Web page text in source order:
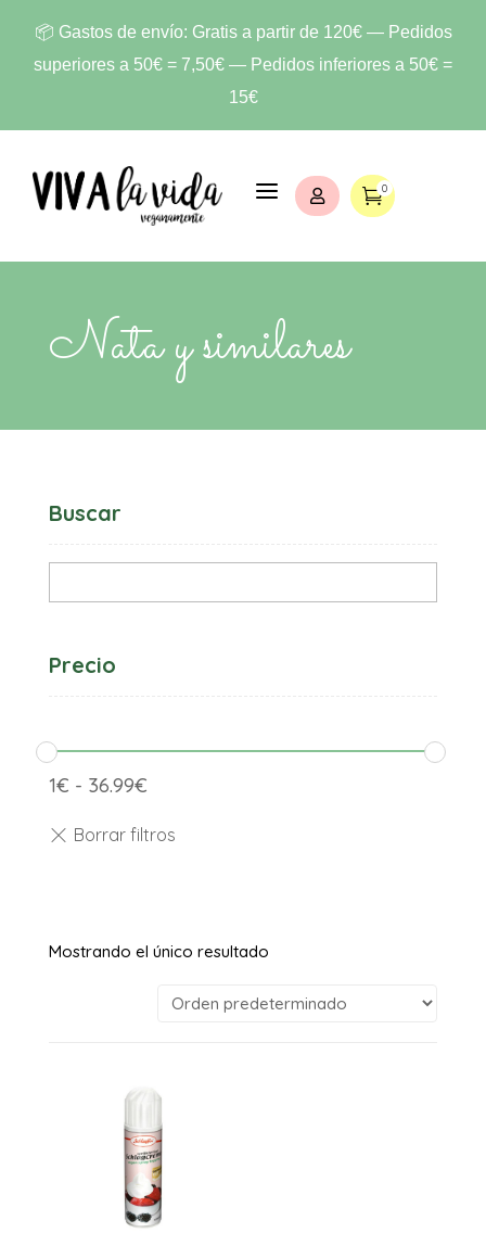
📦 Gastos de envío: Gratis a partir de 120€ — Pedidos
superiores a 50€ = 7,50€ — Pedidos inferiores a 50€ =
15€
a  0
Nata y similares
Buscar
Precio
1€ - 36.99€
Mostrando el único resultado